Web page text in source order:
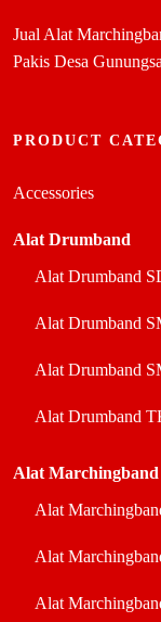
Jual Alat
Pakis Desa
PRODUCT
Accessories
Alat Drumband
Alat Drumband
Alat Drumband
Alat Drumband
Alat Drumband
Alat Marchingband
Alat
Alat
Alat